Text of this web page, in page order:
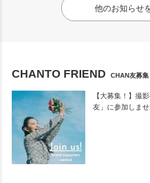
他のお知らせ
CHANTO FRIEND CHAN友募集
【大募集！】撮
友」に参加しませ